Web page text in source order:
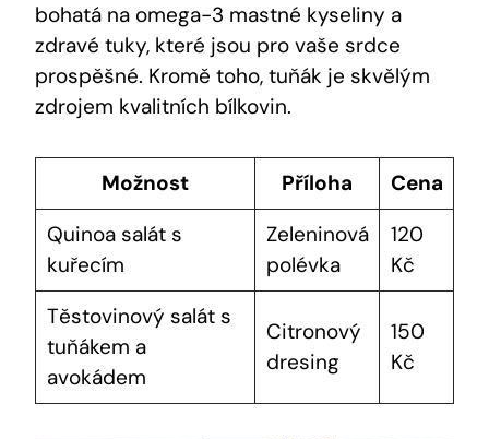
bohatá na omega-3 mastné kyseliny a
zdravé tuky, které jsou pro vaše srdce
prospěšné. Kromě toho, tuňák je skvělým
zdrojem kvalitních bílkovin.
Možnost Příloha
Cena
Quinoa salát s
kuřecím
Zeleninová
polévka
120
Kč
Těstovinový salát s
tuňákem a
avokádem
Citronový
dresing
150
Kč